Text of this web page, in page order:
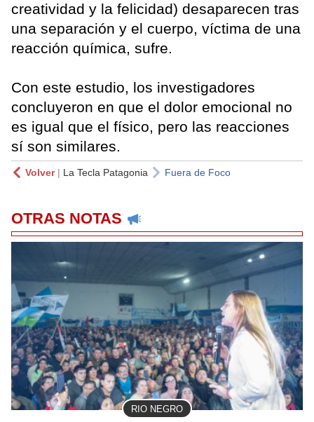
creatividad y la felicidad) desaparecen tras
una separación y el cuerpo, víctima de una
reacción química, sufre.
Con este estudio, los investigadores
concluyeron en que el dolor emocional no
es igual que el físico, pero las reacciones
sí son similares.
Volver| La Tecla Patagonia Fuera de Foco
OTRAS NOTAS
RIO NEGRO